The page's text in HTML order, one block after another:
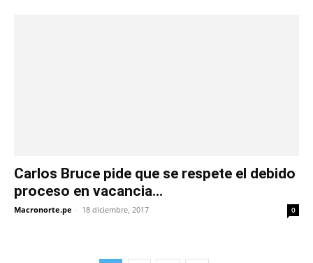
Carlos Bruce pide que se respete el debido
proceso en vacancia...
Macronorte.pe - 18 diciembre, 2017 0